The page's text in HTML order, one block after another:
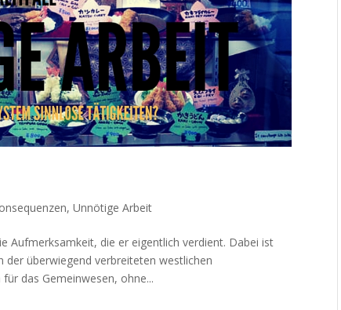
,Unnötige Arbeit
Aufmerksamkeit, die er eigentlich verdient. Dabei ist
der überwiegend verbreiteten westlichen
das Gemeinwesen, ohne...